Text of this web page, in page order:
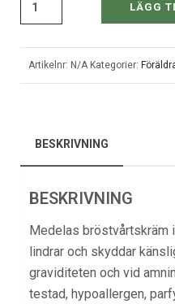
LÄGG
Artikelnr: N/A Kategorier:
BESKRIVNING
BESKRIVNING
Medelas bröstvårtskräm
lindrar och skyddar
graviditeten och vid
testad, hypoallergen,